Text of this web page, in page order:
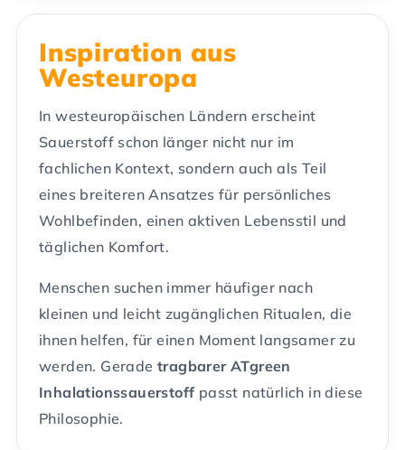
Inspiration aus
Westeuropa
In westeuropäischen Ländern erscheint
Sauerstoff schon länger nicht nur im
fachlichen Kontext, sondern auch als Teil
eines breiteren Ansatzes für persönliches
Wohlbefinden, einen aktiven Lebensstil und
täglichen Komfort.
Menschen suchen immer häufiger nach
kleinen und leicht zugänglichen Ritualen, die
ihnen helfen, für einen Moment langsamer zu
werden. Geradetragbarer ATgreen
Inhalationssauerstoff passt natürlich in diese
Philosophie.